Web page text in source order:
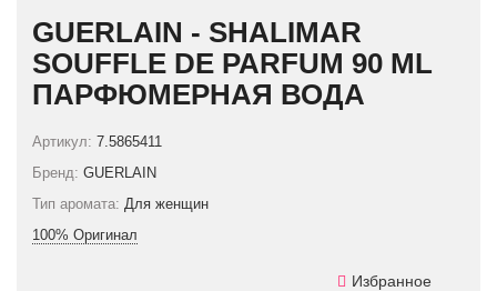
GUERLAIN - SHALIMAR
SOUFFLE DE PARFUM 90 ML
ПАРФЮМЕРНАЯ ВОДА
Артикул: 7.5865411
Бренд: GUERLAIN
Тип аромата: Для женщин
100% Оригинал
Избранное